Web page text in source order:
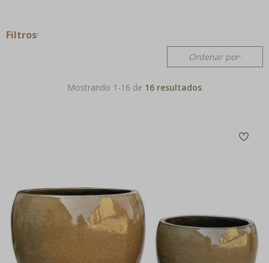
Mostrando 1-16 de 16 resultados
Filtros
Ordenar por